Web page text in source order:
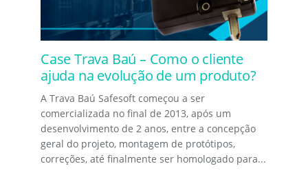
Case Trava Baú – Como o cliente
ajuda na evolução de um produto?
A Trava Baú Safesoft começou a ser
comercializada no final de 2013, após um
desenvolvimento de 2 anos, entre a concepção
geral do projeto, montagem de protótipos,
correções, até finalmente ser homologado para...